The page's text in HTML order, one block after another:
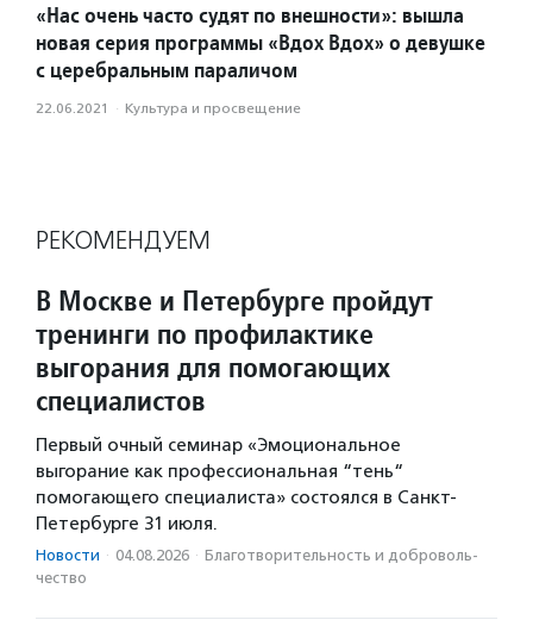
«Нас очень часто судят по внешности»: вышла
новая серия программы «Вдох Вдох» о девушке
с церебральным параличом
22.06.2021 · Культура и просвещение
РЕКОМЕНДУЕМ
В Москве и Петербурге пройдут
тренинги по профилактике
выгорания для помогающих
специалистов
Первый очный семинар «Эмоциональное
выгорание как профессиональная “тень“
помогающего специалиста» состоялся в Санкт-
Петербурге 31 июля.
Новости · 04.08.2026 · Благотвори­тель­ность и доброволь­
чест­во